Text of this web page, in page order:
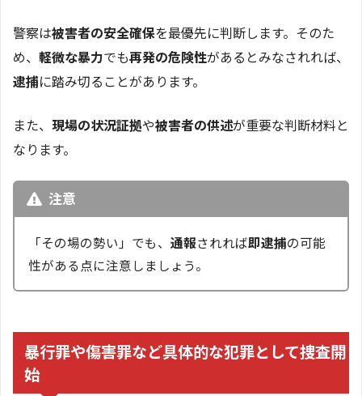
警察は被害者の安全確保を最優先に判断します。そのた
め、 軽微な暴力でも再発の危険性があるとみなされれば、
逮捕に踏み切ることがあります。
また、 現場の状況証拠や被害者の供述が重要な判断材料と
なります。
注意
「その場の勢い」でも、通報されれば即逮捕の可能
性がある点に注意しましょう。
暴行罪や傷害罪など具体的な犯罪として捜査開
始